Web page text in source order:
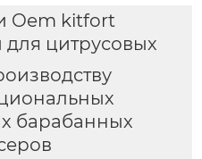
Oem kitfort
цитрусовых
барабанных